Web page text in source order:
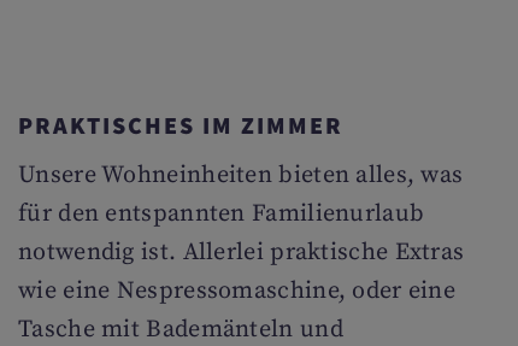
PRAKTISCHES IM ZIMMER
Unsere Wohneinheiten bieten alles, was
für den entspannten Familienurlaub
notwendig ist. Allerlei praktische Extras
wie eine Nespressomaschine, oder eine
Tasche mit Bademänteln und